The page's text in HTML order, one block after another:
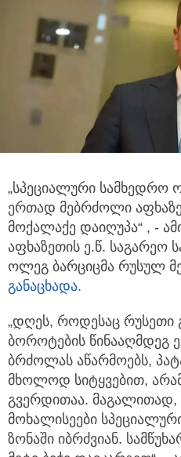
„სპეციალური სამხედრო
ერთად მებრძოლი
მოქალაქე დაიღუპა“ , -
აფხაზეთის ე.წ. საგარეო
ოლეგ ბარციცმა რუსულ
განაცხადა.
„დღეს, როდესაც
ბოროტების წინააღმდეგ
ბრძოლას აწარმოებს,
მხოლოდ სიტყვებით,
გვერდითაა. მაგალითად,
მოხალისეები
ზონაში იბრძვიან.